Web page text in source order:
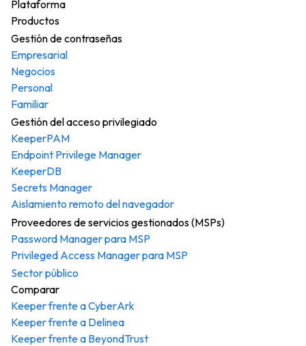
Plataforma
Productos
Gestión de contraseñas
Empresarial
Negocios
Personal
Familiar
Gestión del acceso privilegiado
KeeperPAM
Endpoint Privilege Manager
KeeperDB
Secrets Manager
Aislamiento remoto del navegador
Proveedores de servicios gestionados (MSPs)
Password Manager para MSP
Privileged Access Manager para MSP
Sector público
Comparar
Keeper frente a CyberArk
Keeper frente a Delinea
Keeper frente a BeyondTrust